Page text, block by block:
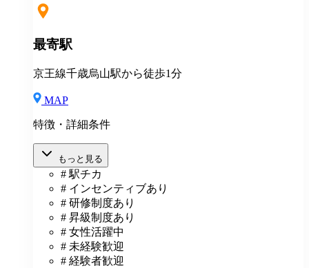
最寄駅
京王線千歳烏山駅から徒歩1分
MAP
特徴・詳細条件
もっと見る
# 駅チカ
# インセンティブあり
# 研修制度あり
# 昇級制度あり
# 女性活躍中
# 未経験歓迎
# 経験者歓迎